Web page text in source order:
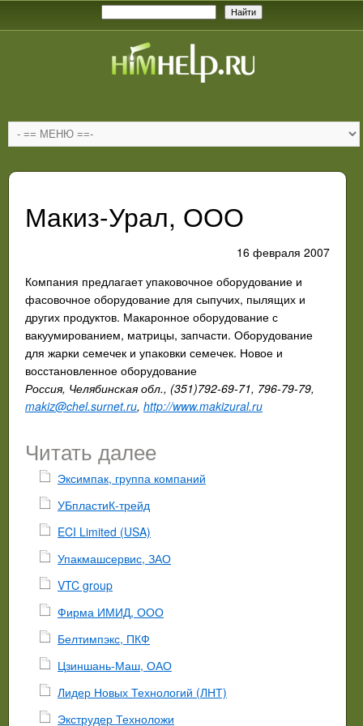
Макиз-Урал, ООО
16 февраля 2007
Компания предлагает упаковочное оборудование и
фасовочное оборудование для сыпучих, пылящих и
других продуктов. Макаронное оборудование с
вакуумированием, матрицы, запчасти. Оборудование
для жарки семечек и упаковки семечек. Новое и
восстановленное оборудование
Россия, Челябинская обл., (351)792-69-71, 796-79-79,
makiz@chel.surnet.ru, http://www.makizural.ru
Читать далее
Эксимпак, группа компаний
УБпластиК-трейд
ECI Limited (USA)
Упакмашсервис, ЗАО
VTC group
Фирма ИМИД, ООО
Белтимпэкс, ПКФ
Цзиншань-Маш, ОАО
Лидер Новых Технологий (ЛНТ)
Экструдер Техноложи